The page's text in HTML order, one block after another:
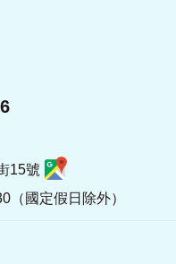
15號
（國定假日除外）